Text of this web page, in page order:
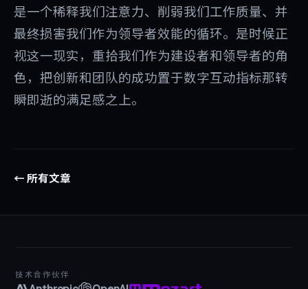
是一个稀释我们注意力、削弱我们工作质量、并
最终损害我们作为领导者效能的循环。是时候正
视这一现实，重拾我们作为建设者和领导者的角
色，把创新和团队的成功置于数字互动指标那转
瞬即逝的满足感之上。
← 所有文章
技术合作伙伴